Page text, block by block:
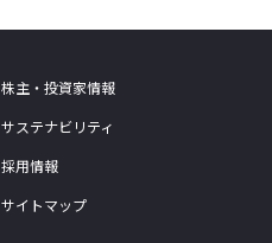
株主・投資家情報
サステナビリティ
採用情報
サイトマップ